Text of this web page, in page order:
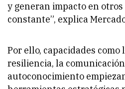
y generan impacto en
constante”, explica
Por ello, capacidades como
resiliencia, la
autoconocimiento